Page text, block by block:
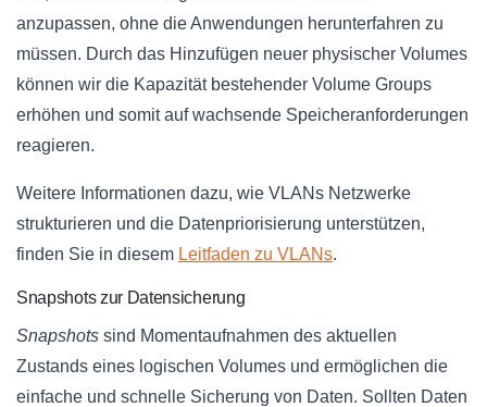
anzupassen, ohne die Anwendungen herunterfahren zu
müssen. Durch das Hinzufügen neuer physischer Volumes
können wir die Kapazität bestehender Volume Groups
erhöhen und somit auf wachsende Speicheranforderungen
reagieren.
Weitere Informationen dazu, wie VLANs Netzwerke
strukturieren und die Datenpriorisierung unterstützen,
finden Sie in diesem Leitfaden zu VLANs.
Snapshots zur Datensicherung
Snapshots sind Momentaufnahmen des aktuellen
Zustands eines logischen Volumes und ermöglichen die
einfache und schnelle Sicherung von Daten. Sollten Daten